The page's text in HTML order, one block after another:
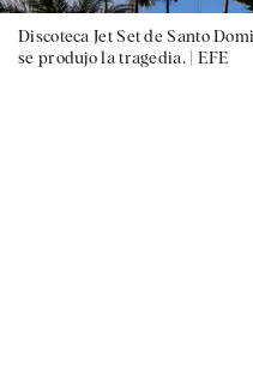
Discoteca Jet Set de Santo
se produjo la tragedia. | EFE